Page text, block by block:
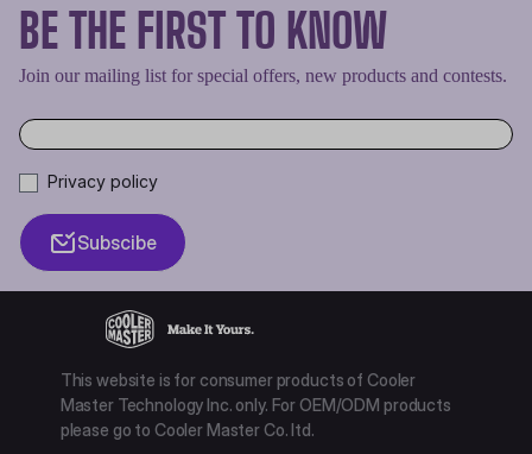
BE THE FIRST TO KNOW
Join our mailing list for special offers, new products and contests.
Privacy policy
Subscibe
This website is for consumer products of Cooler
Master Technology Inc. only. For OEM/ODM products
please go to Cooler Master Co. ltd.